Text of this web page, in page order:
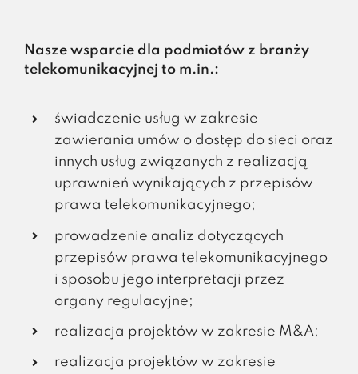
Nasze wsparcie dla podmiotów z branży
telekomunikacyjnej to m.in.:
świadczenie usług w zakresie
zawierania umów o dostęp do sieci oraz
innych usług związanych z realizacją
uprawnień wynikających z przepisów
prawa telekomunikacyjnego;
prowadzenie analiz dotyczących
przepisów prawa telekomunikacyjnego
i sposobu jego interpretacji przez
organy regulacyjne;
realizacja projektów w zakresie M&A;
realizacja projektów w zakresie